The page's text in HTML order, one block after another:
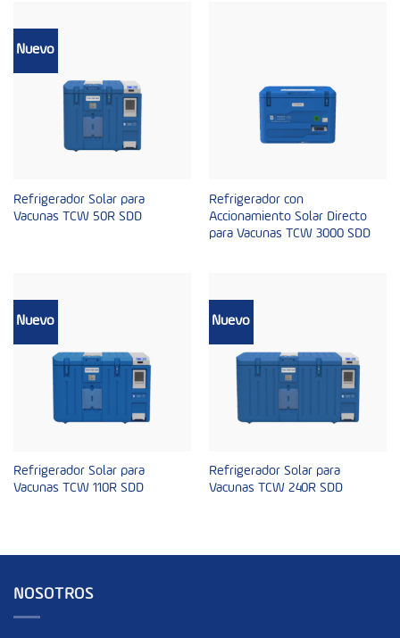
Nuevo
Refrigerador Solar para
Vacunas TCW 50R SDD
Refrigerador con
Accionamiento Solar Directo
para Vacunas TCW 3000 SDD
Nuevo
Refrigerador Solar para
Vacunas TCW 110R SDD
Nuevo
Refrigerador Solar para
Vacunas TCW 240R SDD
NOSOTROS